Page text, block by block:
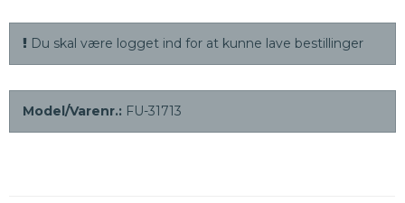
Du skal være logget ind for at kunne lave bestillinger
Model/Varenr.: FU-31713